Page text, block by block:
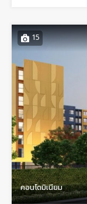
15
คอนโดมิเนียม